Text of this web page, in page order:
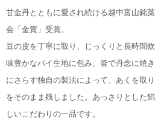
甘金丹とともに愛され続ける越中富山銘
会「金賞」受賞。
豆の皮を丁寧に取り、じっくりと長時間
味豊かなパイ生地に包み、釜で丹念に焼
にさらす独自の製法によって、あくを取
をそのまま残しました。あっさりとした
しいこだわりの一品です。